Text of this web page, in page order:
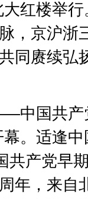
红楼举
，京沪浙
同赓续弘
中国共产
。适逢
共产党早
年，来自